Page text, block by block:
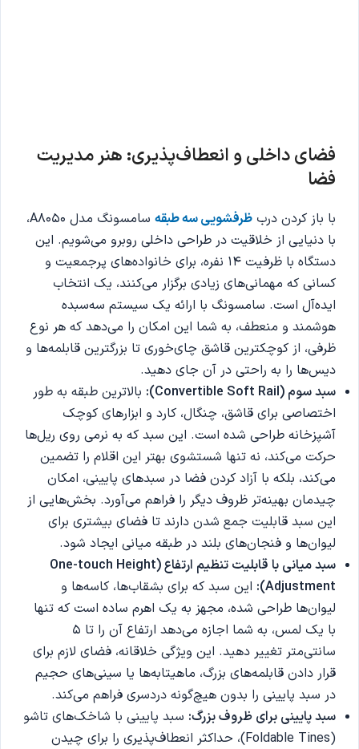
فضای داخلی و انعطاف‌پذیری: هنر مدیریت
فضا
با باز کردن درب ظرفشویی سه طبقه
سامسونگ مدل A8050،
با دنیایی از خلاقیت در طراحی داخلی روبرو می‌شویم. این
دستگاه با ظرفیت 14 نفره، برای خانواده‌های پرجمعیت و
کسانی که مهمانی‌های زیادی برگزار می‌کنند، یک انتخاب
ایده‌آل است. سامسونگ با ارائه یک سیستم سه‌سبده
هوشمند و منعطف، به شما این امکان را می‌دهد که هر نوع
ظرفی، از کوچکترین قاشق چای‌خوری تا بزرگترین قابلمه‌ها و
دیس‌ها را به راحتی در آن جای دهید.
سبد سوم (Convertible Soft Rail):
بالاترین طبقه به طور
اختصاصی برای قاشق، چنگال، کارد و ابزارهای کوچک
آشپزخانه طراحی شده است. این سبد که به نرمی روی ریل‌ها
حرکت می‌کند، نه تنها شستشوی بهتر این اقلام را تضمین
می‌کند، بلکه با آزاد کردن فضا در سبدهای پایینی، امکان
چیدمان بهینه‌تر ظروف دیگر را فراهم می‌آورد. بخش‌هایی از
این سبد قابلیت جمع شدن دارند تا فضای بیشتری برای
لیوان‌ها و فنجان‌های بلند در طبقه میانی ایجاد شود.
سبد میانی با قابلیت تنظیم ارتفاع (One-touch Height
Adjustment):
این سبد که برای بشقاب‌ها، کاسه‌ها و
لیوان‌ها طراحی شده، مجهز به یک اهرم ساده است که تنها
با یک لمس، به شما اجازه می‌دهد ارتفاع آن را تا 5
سانتی‌متر تغییر دهید. این ویژگی خلاقانه، فضای لازم برای
قرار دادن قابلمه‌های بزرگ، ماهیتابه‌ها یا سینی‌های حجیم
در سبد پایینی را بدون هیچ‌گونه دردسری فراهم می‌کند.
سبد پایینی برای ظروف بزرگ: سبد پایینی با شاخک‌های تاشو
(Foldable Tines)، حداکثر انعطاف‌پذیری را برای چیدن